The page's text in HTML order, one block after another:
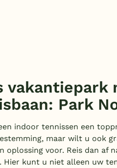
vakantiepark
Park
indoor tennissen een
maar wilt u ook
oplossing voor. Reis dan af
Hier kunt u niet alleen uw